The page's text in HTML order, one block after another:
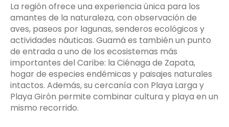
La región ofrece una experiencia única para los
amantes de la naturaleza, con observación de
aves, paseos por lagunas, senderos ecológicos y
actividades náuticas. Guamá es también un punto
de entrada a uno de los ecosistemas más
importantes del Caribe: la Ciénaga de Zapata,
hogar de especies endémicas y paisajes naturales
intactos. Además, su cercanía con Playa Larga y
Playa Girón permite combinar cultura y playa en un
mismo recorrido.